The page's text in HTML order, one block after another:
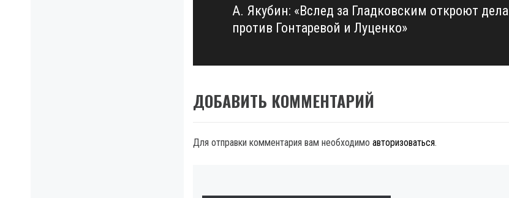
Next
post:
А. Якубин: «Вслед за Гладковским откроют дела
против Гонтаревой и Луценко»
ДОБАВИТЬ КОММЕНТАРИЙ
Для отправки комментария вам необходимо авторизоваться.